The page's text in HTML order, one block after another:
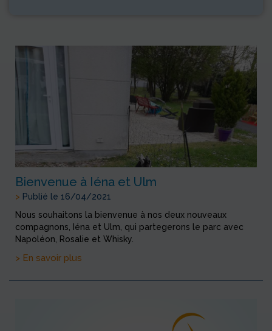
Bienvenue à Iéna et Ulm
> Publié le 16/04/2021
Nous souhaitons la bienvenue à nos deux nouveaux
compagnons, Iéna et Ulm, qui partegerons le parc avec
Napoléon, Rosalie et Whisky.
> En savoir plus